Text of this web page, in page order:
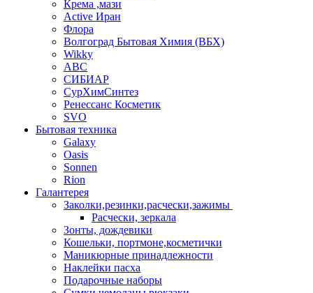
Крема ,мази
Аctive Иран
Флора
Волгоград Бытовая Химия (ВБХ)
Wikky
АВС
СИБИАР
СурХимСинтез
Ренессанс Косметик
SVO
Бытовая техника
Galaxy
Oasis
Sonnen
Rion
Галантерея
Заколки,резинки,расчески,зажимы
Расчески, зеркала
Зонты, дождевики
Кошельки, портмоне,косметички
Маникюрные принадлежности
Наклейки пасха
Подарочные наборы